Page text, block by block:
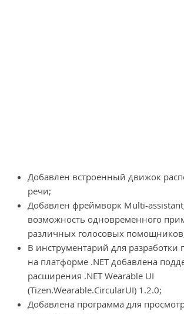
Добавлен встроенный движок
речи;
Добавлен фреймворк Multi-
возможность одновременного
различных голосовых
В инструментарий для
на платформе .NET добавлена
расширения .NET Wearable UI
(Tizen.Wearable.CircularUI) 1.2.0;
Добавлена программа для